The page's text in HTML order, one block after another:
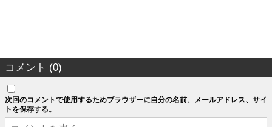
コメント (0)
次回のコメントで使用するためブラウザーに自分の名前、メールアドレス、サイ
トを保存する。